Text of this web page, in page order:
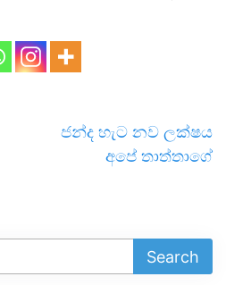
ජන්ද හැට නව ලක්ෂය
අපේ තාත්තාගේ